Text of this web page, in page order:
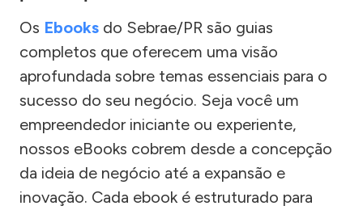
Os Ebooks do Sebrae/PR são guias
completos que oferecem uma visão
aprofundada sobre temas essenciais para o
sucesso do seu negócio. Seja você um
empreendedor iniciante ou experiente,
nossos eBooks cobrem desde a concepção
da ideia de negócio até a expansão e
inovação. Cada ebook é estruturado para